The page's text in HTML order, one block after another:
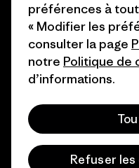
© 2026 Patagonia, Inc. All
préférences à
« Modifier les
consulter la page
notre Politique de
d’informations.
Refuser